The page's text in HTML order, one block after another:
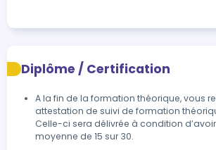
Diplôme / Certification
A la fin de la formation théorique, vous
attestation de suivi de formation
Celle-ci sera délivrée à condition
moyenne de 15 sur 30.